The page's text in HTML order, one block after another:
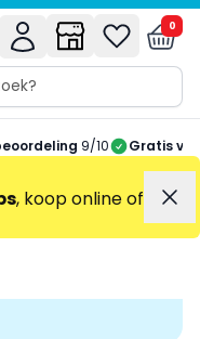
0
9/10 Gratis
, koop online of